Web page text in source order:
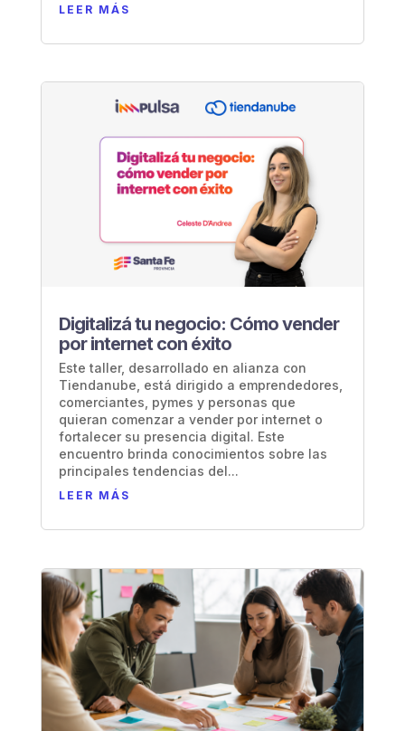
LEER MÁS
Digitalizá tu negocio: Cómo vender
por internet con éxito
Este taller, desarrollado en alianza con
Tiendanube, está dirigido a emprendedores,
comerciantes, pymes y personas que
quieran comenzar a vender por internet o
fortalecer su presencia digital. Este
encuentro brinda conocimientos sobre las
principales tendencias del...
LEER MÁS